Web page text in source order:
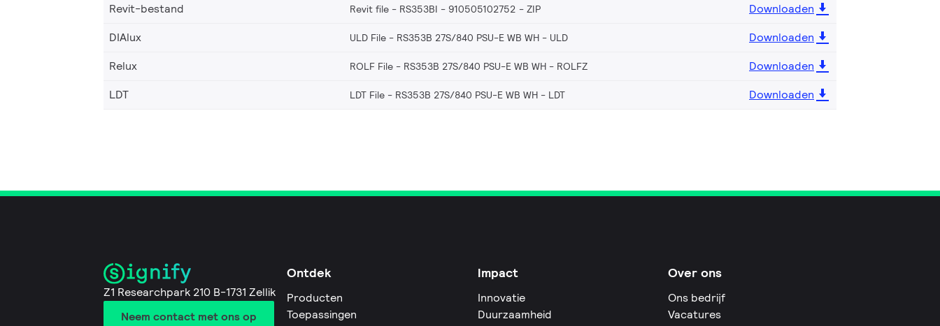
Revit-bestand
Revit file - RS353BI - 910505102752 ZIP
Downloaden
DIAlux
ULD File - RS353B 27S/840 PSU-E WB WH ULD
Downloaden
Relux
ROLF File - RS353B 27S/840 PSU-E WB WH ROLFZ
Downloaden
LDT
LDT File - RS353B 27S/840 PSU-E WB WH LDT Downloaden
Z1 Researchpark 210 B-1731 Zellik
Neem contact met ons op
Ontdek
Producten
Toepassingen
Impact
Innovatie
Duurzaamheid
Over ons
Ons bedrijf
Vacatures